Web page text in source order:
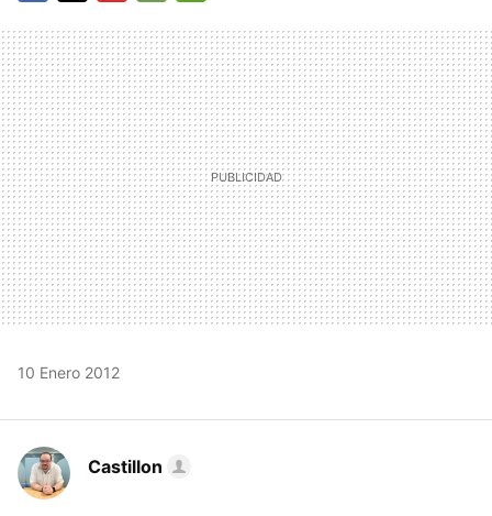
MAIL
10 Enero 2012
Castillon